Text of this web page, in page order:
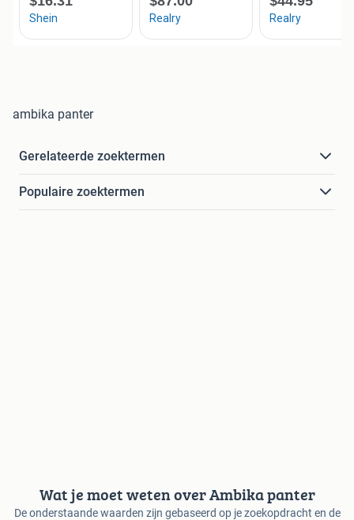
ambika panter
Gerelateerde zoektermen
Populaire zoektermen
Wat je moet weten over Ambika panter
De onderstaande waarden zijn gebaseerd op je zoekopdracht en de